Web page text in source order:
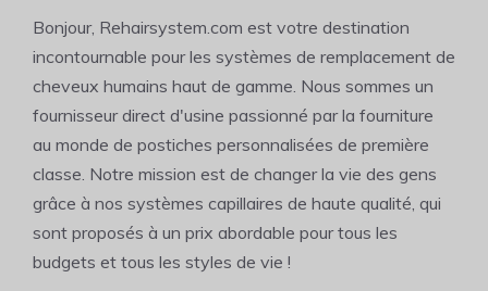
Bonjour, Rehairsystem.com est votre destination
incontournable pour les systèmes de remplacement de
cheveux humains haut de gamme. Nous sommes un
fournisseur direct d'usine passionné par la fourniture
au monde de postiches personnalisées de première
classe. Notre mission est de changer la vie des gens
grâce à nos systèmes capillaires de haute qualité, qui
sont proposés à un prix abordable pour tous les
budgets et tous les styles de vie !